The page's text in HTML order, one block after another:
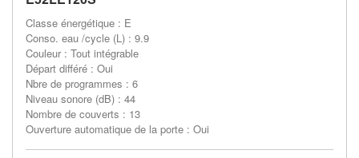
Classe énergétique : E
Conso. eau /cycle (L) : 9.9
Couleur : Tout intégrable
Départ différé : Oui
Nbre de programmes : 6
Niveau sonore (dB) : 44
Nombre de couverts : 13
Ouverture automatique de la porte : Oui